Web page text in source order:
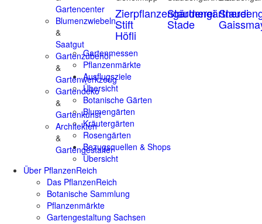
Gartencenter
Blumenzwiebeln
&
Saatgut
Gartenzubehör
&
Gartenwerkzeug
Gartendeko
&
Gartenkunst
Architekten
&
Gartengestalter
Zierpflanzengärtnerei
Stift
Höfli
Staudengärtnerei
Stade
Gartenmessen
Pflanzenmärkte
Ausflugsziele
Übersicht
Botanische Gärten
Blumengärten
Kräutergärten
Rosengärten
Bezugsquellen & Shops
Übersicht
Über PflanzenReich
Das PflanzenReich
Botanische Sammlung
Pflanzenmärkte
Gartengestaltung Sachsen